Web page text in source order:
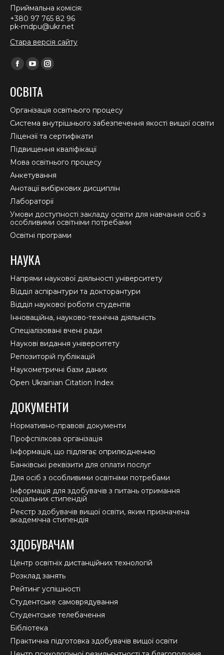
Приймальна комісія:
+380 97 765 82 96
pk-mdpu@ukr.net
Стара версія сайту
Find us on:
Facebook
opens
in
new
window
YouTube
opens
in
new
window
Instagram
in
new
window
ОСВІТА
Організація освітнього процесу
Система внутрішнього забезпечення якості вищої освіти
Ліцензії та сертифікати
Підвищення кваліфікації
Мова освітнього процесу
Анкетування
Анотації вибіркових дисциплін
Лабораторії
Умови доступності закладу освіти для навчання осіб з
особливими освітніми потребами
Освітні програми
НАУКА
Напрями наукової діяльності університету
Відділ аспірантури та докторантури
Відділ наукової роботи студентів
Інноваційна, науково-технічна діяльність
Спеціалізовані вчені ради
Наукові видання університету
Репозиторій публікацій
Наукометричні бази даних
Open Ukrainian Citation Index
ДОКУМЕНТИ
Нормативно-правові документи
Профспілкова організація
Інформація, що підлягає оприлюдненню
Банківські реквізити для оплати послуг
Для осіб з особливими освітніми потребами
Інформація для здобувачів з питань отримання
соціальних стипендій
Реєстр здобувачів вищої освіти, яким призначена
академічна стипендія
ЗДОБУВАЧАМ
Центр освітніх дистанційних технологій
Розклад занять
Рейтинг успішності
Студентське самоврядування
Студентське телебачення
Бібліотека
Практична підготовка здобувачів вищої освіти